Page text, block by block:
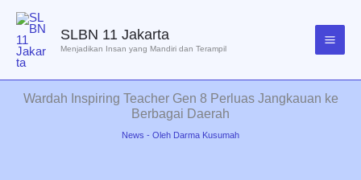
konten
SLBN 11 Jakarta
Menjadikan Insan yang Mandiri dan Terampil
Wardah Inspiring Teacher Gen 8 Perluas Jangkauan ke
Berbagai Daerah
News - Oleh Darma Kusumah